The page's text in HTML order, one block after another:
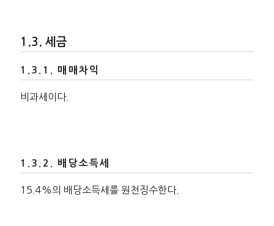
세금
매매차익
비과세이다.
배당소득세
15.4%의 배당소득세를 원천징수한다.